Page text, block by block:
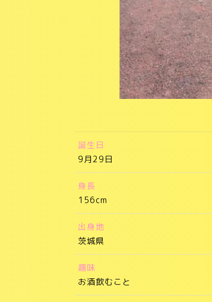
誕生日
9月29日
身長
156cm
出身地
茨城県
趣味
お酒飲むこと